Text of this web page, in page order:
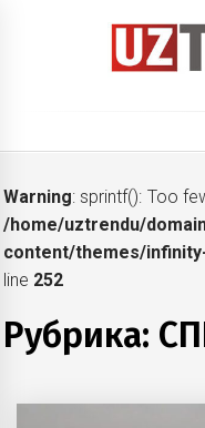
Warning: sprintf(): Too
/home/uztrendu/
content/themes/
line 252
Рубрика: